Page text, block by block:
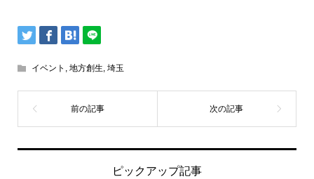
イベント , 地方創生, 埼玉
ピックアップ記事